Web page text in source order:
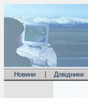
Новини | Довідники